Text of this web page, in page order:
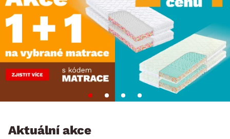
Aktuální akce